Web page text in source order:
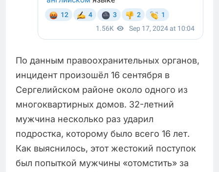
По данным правоохранительных органов,
инцидент произошёл 16 сентября в
Сергелийском районе около одного из
многоквартирных домов. 32-летний
мужчина несколько раз ударил
подростка, которому было всего 16 лет.
Как выяснилось, этот жестокий поступок
был попыткой мужчины «отомстить» за